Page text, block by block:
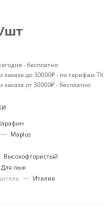
/шт
- бесплатно
заказе до 30000₽ - по тарифам ТК
заказе от 30000₽ - бесплатно
— Maplus
Высокофтористый
Для лыж
— Италия